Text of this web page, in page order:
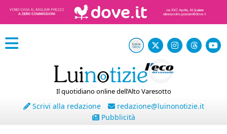
Il quotidiano online dell’Alto Varesotto
Scrivi alla redazione
redazione@luinonotizie.it
Pubblicità